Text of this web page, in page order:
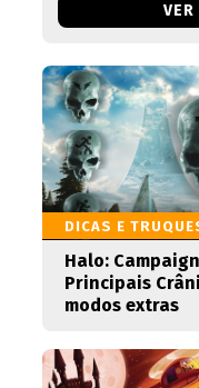
VER
DICAS E
Halo:
Principais
modos extras